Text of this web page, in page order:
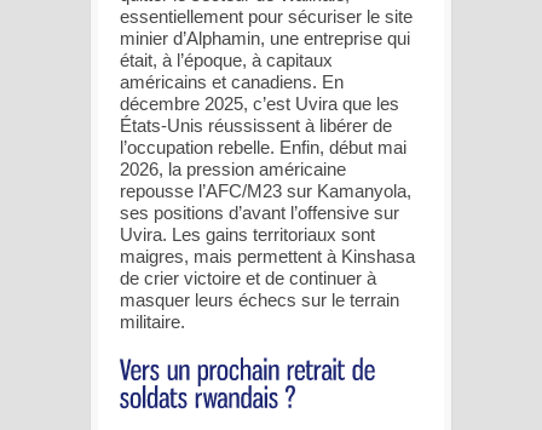
essentiellement pour sécuriser le site
minier d’Alphamin, une entreprise qui
était, à l’époque, à capitaux
américains et canadiens. En
décembre 2025, c’est Uvira que les
États-Unis réussissent à libérer de
l’occupation rebelle. Enfin, début mai
2026, la pression américaine
repousse l’AFC/M23 sur Kamanyola,
ses positions d’avant l’offensive sur
Uvira. Les gains territoriaux sont
maigres, mais permettent à Kinshasa
de crier victoire et de continuer à
masquer leurs échecs sur le terrain
militaire.